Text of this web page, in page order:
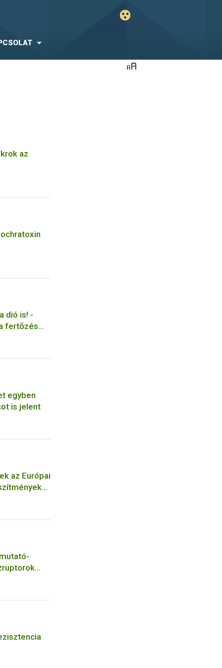
az
dió is! -
fertőzés
listája
egyben
is jelent
az Európai